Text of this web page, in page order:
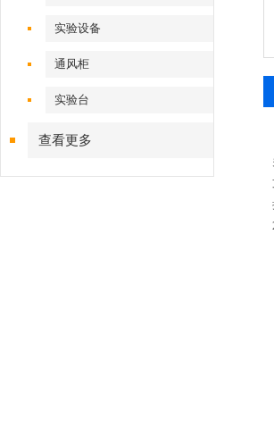
实验设备
通风柜
实验台
查看更多